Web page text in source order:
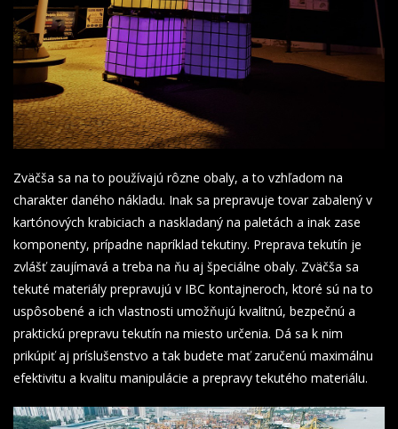
Zväčša sa na to používajú rôzne obaly, a to vzhľadom na
charakter daného nákladu. Inak sa prepravuje tovar zabalený v
kartónových krabiciach a naskladaný na paletách a inak zase
komponenty, prípadne napríklad tekutiny. Preprava tekutín je
zvlášť zaujímavá a treba na ňu aj špeciálne obaly. Zväčša sa
tekuté materiály prepravujú v IBC kontajneroch, ktoré sú na to
uspôsobené a ich vlastnosti umožňujú kvalitnú, bezpečnú a
praktickú prepravu tekutín na miesto určenia. Dá sa k nim
prikúpiť aj príslušenstvo a tak budete mať zaručenú maximálnu
efektivitu a kvalitu manipulácie a prepravy tekutého materiálu.